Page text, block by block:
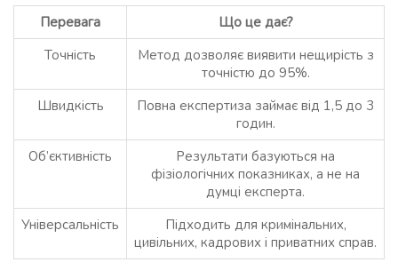
Перевага
Що це дає?
Точність
Метод дозволяє виявити нещирість з
точністю до 95%.
Швидкість
Повна експертиза займає від 1,5 до 3
годин.
Об’єктивність
Результати базуються на
фізіологічних показниках, а не на
думці експерта.
Універсальність
Підходить для кримінальних,
цивільних, кадрових і приватних справ.